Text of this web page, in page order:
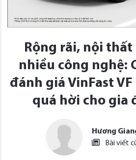
Rộng rãi, nội
nhiều công nghệ:
đánh giá VinFast
quá hời cho gia
Hương
Bài viết